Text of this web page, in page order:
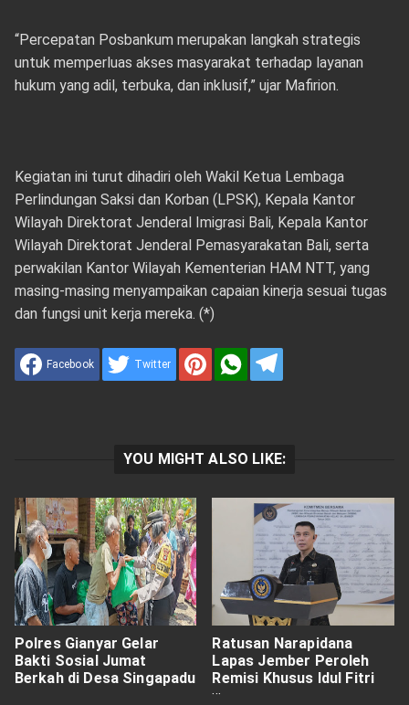
“Percepatan Posbankum merupakan langkah strategis
untuk memperluas akses masyarakat terhadap layanan
hukum yang adil, terbuka, dan inklusif,” ujar Mafirion.
Kegiatan ini turut dihadiri oleh Wakil Ketua Lembaga
Perlindungan Saksi dan Korban (LPSK), Kepala Kantor
Wilayah Direktorat Jenderal Imigrasi Bali, Kepala Kantor
Wilayah Direktorat Jenderal Pemasyarakatan Bali, serta
perwakilan Kantor Wilayah Kementerian HAM NTT, yang
masing-masing menyampaikan capaian kinerja sesuai tugas
dan fungsi unit kerja mereka. (*)
Facebook Twitter
YOU MIGHT ALSO LIKE:
Polres Gianyar Gelar
Bakti Sosial Jumat
Berkah di Desa Singapadu
Ratusan Narapidana
Lapas Jember Peroleh
Remisi Khusus Idul Fitri
1446 H